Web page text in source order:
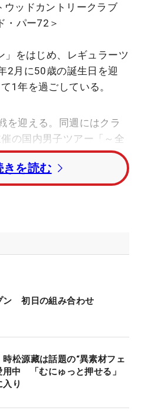
ッドカントリークラブ
・パー72＞
をはじめ、レギュラーツ
2月に50歳の誕生日を迎
1年を過ごしている。
を迎える。同週にはクラ
の国内男子ツアー「～全
」が開催される。1999年
ホストプロとして24回出
ち後、決勝ラウンドは解
り、「全英オープン」の
として長らく盛り上げて
通るかもしれないけど、
言ったら、そりゃ無理で
感じ、いさぎよく「ミズ
れたという。
、『公式戦』1勝以上」
ニアの舞台に足を踏み入
を読む
ン 初日の組み合わせ
松源藏は話題の“異素材フェ
用中 「むにゅっと押せる」
り